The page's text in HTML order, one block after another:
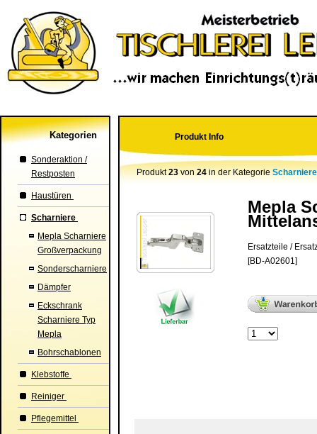
Kategorien
Sonderaktion /
Restposten
Haustüren
Scharniere
Mepla Scharniere
Großverpackung
Sonderscharniere
Dämpfer
Eckschrank
Scharniere Typ
Mepla
Bohrschablonen
Klebstoffe
Reiniger
Pflegemittel
Produkt Info
Produkt23 von24in der KategorieScharniere
Mepla
Ersatzteile /
[BD-A02601]